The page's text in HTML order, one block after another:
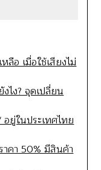
อ เมื่อใช้เสียงไม่
งไง? จุดเปลี่ยน
อยู่ในประเทศไทย
าคา 50% มีสินค้า